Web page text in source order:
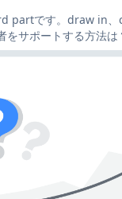
partです。draw in
をサポートする方法は